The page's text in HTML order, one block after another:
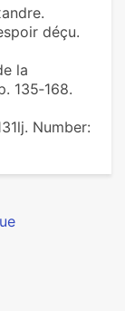
déçu.
la
135‑168.
Number: